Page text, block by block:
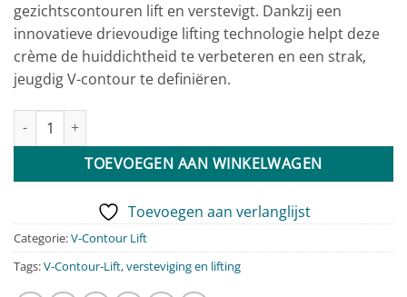
gezichtscontouren lift en verstevigt. Dankzij een
innovatieve drievoudige lifting technologie helpt deze
crème de huiddichtheid te verbeteren en een strak,
jeugdig V-contour te definiëren.
V-Contour Lift Remodeling Rich Cream 50 ml aantal
TOEVOEGEN AAN WINKELWAGEN
Toevoegen aan verlanglijst
Categorie:V-Contour Lift
Tags:V-Contour-Lift,versteviging en lifting